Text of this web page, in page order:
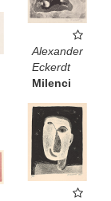
Alexander
Eckerdt
Milenci